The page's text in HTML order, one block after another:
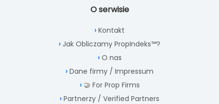
O serwisie
Kontakt
Jak Obliczamy PropIndeks™?
O nas
Dane firmy / Impressum
🤝 For Prop Firms
Partnerzy / Verified Partners